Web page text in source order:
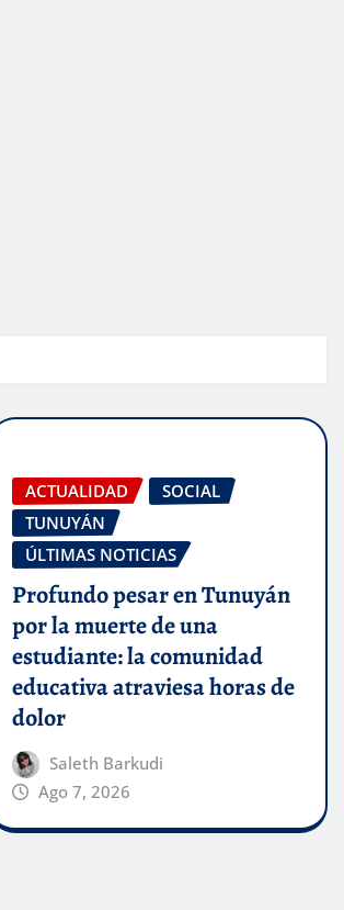
ACTUALIDAD
SOCIAL
TUNUYÁN
ÚLTIMAS NOTICIAS
Profundo pesar en Tunuyán
por la muerte de una
estudiante: la comunidad
educativa atraviesa horas de
dolor
Saleth Barkudi
Ago 7, 2026